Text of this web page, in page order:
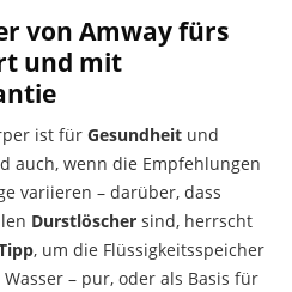
von Amway fürs
und mit
ist für Gesundheit und
auch, wenn die Empfehlungen
variieren – darüber, dass
Durstlöscher sind, herrscht
, um die Flüssigkeitsspeicher
– pur, oder als Basis für